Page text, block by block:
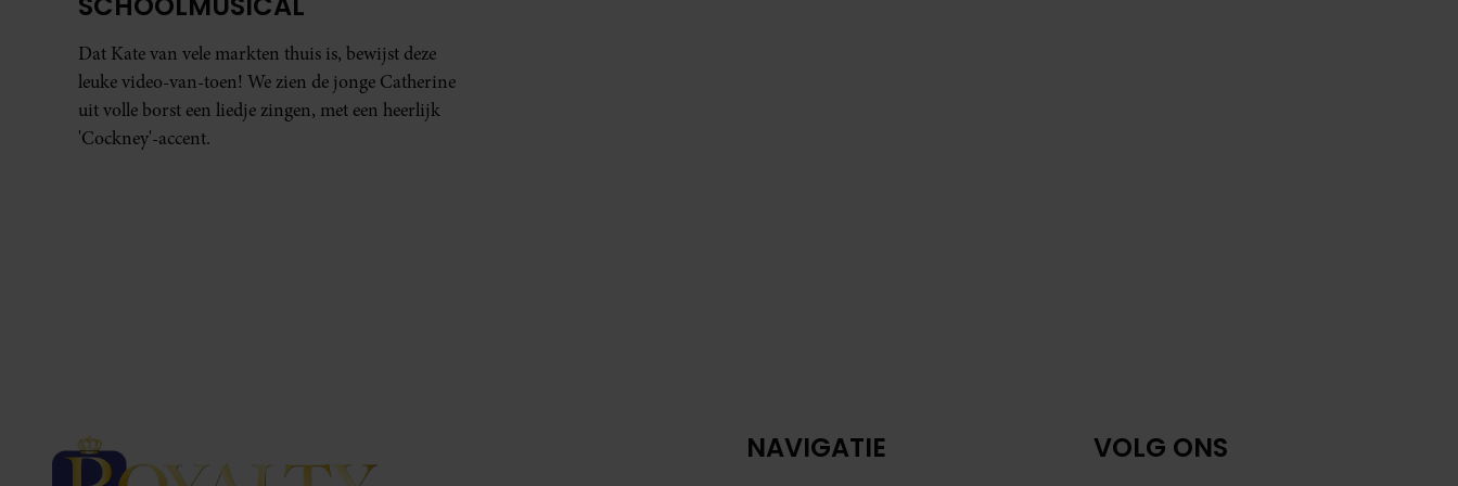
Dat Kate van vele markten thuis is, bewijst deze
leuke video-van-toen! We zien de jonge Catherine
uit volle borst een liedje zingen, met een heerlijk
'Cockney'-accent.
NAVIGATIE VOLG ONS